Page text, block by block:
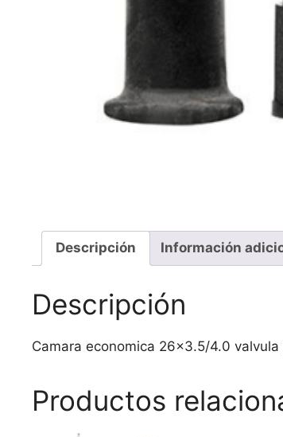
Descripción Información
Descripción
Camara economica 26×3.5/4.0 valvula
Productos